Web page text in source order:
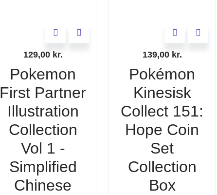
129,00 kr.
Pokemon
First Partner
Illustration
Collection
Vol 1 -
Simplified
Chinese
139,00 kr.
Pokémon
Kinesisk
Collect 151:
Hope Coin
Set
Collection
Box